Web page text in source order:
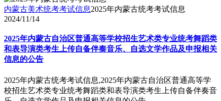
内蒙古美术统考考试信息2025年内蒙古统考考试信息
2024/11/14
2025年内蒙古自治区普通高等学校招生艺术类专业统考舞蹈类
和表导演类考生上传自备伴奏音乐、自选文学作品及申报相关
信息的公告
2025年内蒙古统考考试信息,2025年内蒙古自治区普通高等学
校招生艺术类专业统考舞蹈类和表导演类考生上传自备伴奏音